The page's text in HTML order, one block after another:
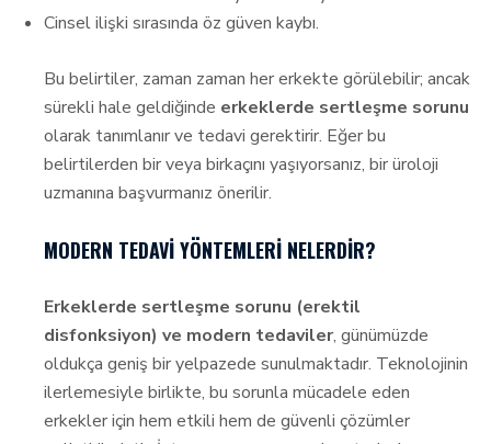
Cinsel ilişki sırasında öz güven kaybı.
Bu belirtiler, zaman zaman her erkekte görülebilir; ancak
sürekli hale geldiğinde erkeklerde sertleşme sorunu
olarak tanımlanır ve tedavi gerektirir. Eğer bu
belirtilerden bir veya birkaçını yaşıyorsanız, bir üroloji
uzmanına başvurmanız önerilir.
MODERN TEDAVI YÖNTEMLERI NELERDIR?
Erkeklerde sertleşme sorunu (erektil
disfonksiyon) ve modern tedaviler, günümüzde
oldukça geniş bir yelpazede sunulmaktadır. Teknolojinin
ilerlemesiyle birlikte, bu sorunla mücadele eden
erkekler için hem etkili hem de güvenli çözümler